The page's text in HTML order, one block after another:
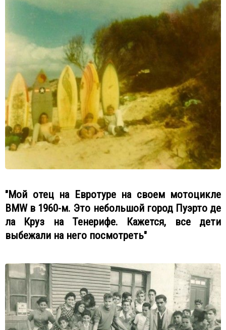
"Мой отец на Евротуре на своем мотоцикле
BMW в 1960-м. Это небольшой город Пуэрто де
ла Круз на Тенерифе. Кажется, все дети
выбежали на него посмотреть"